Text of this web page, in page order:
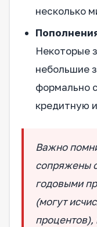
несколько
Некоторые
небольшие
формально
кредитную
Важно
сопряжены
годовыми
(могут
процентов),